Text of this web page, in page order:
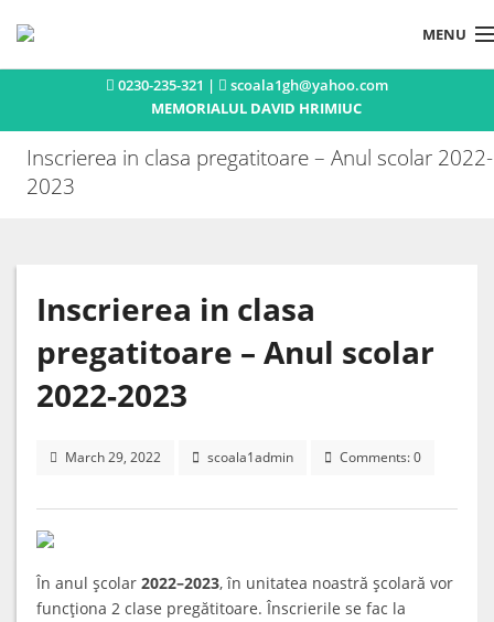
0230-235-321 |
scoala1gh@yahoo.com
MEMORIALUL DAVID HRIMIUC
MENU
Istoric
Concursuri si olimpiade
Noutati
Contact
Inscrierea in clasa pregatitoare – Anul scolar 2022-
2023
Inscrierea in clasa
pregatitoare – Anul scolar
2022-2023
March 29, 2022 scoala1admin Comments: 0
În anul şcolar 2022–2023, în unitatea noastră şcolară vor
funcţiona 2 clase pregătitoare. Înscrierile se fac la